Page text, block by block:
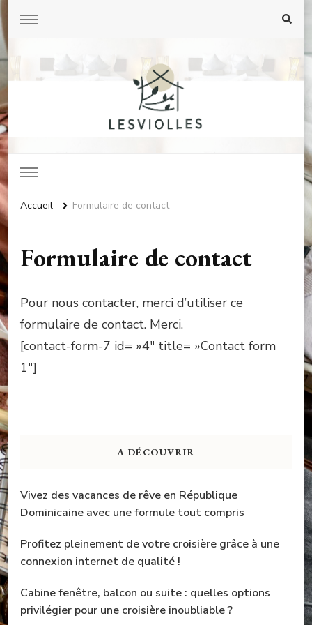
Accueil Formulaire de contact
Formulaire de contact
Pour nous contacter, merci d’utiliser ce
formulaire de contact. Merci.
[contact-form-7 id= »4″ title= »Contact form
1″]
A DÉCOUVRIR
Vivez des vacances de rêve en République
Dominicaine avec une formule tout compris
Profitez pleinement de votre croisière grâce à une
connexion internet de qualité !
Cabine fenêtre, balcon ou suite : quelles options
privilégier pour une croisière inoubliable ?